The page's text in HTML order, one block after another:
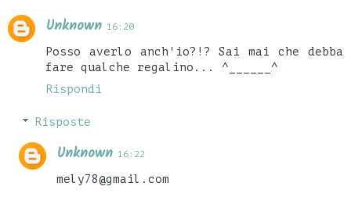
Unknown 16:20
Posso averlo anch'io?!? Sai mai che debba
fare qualche regalino... ^______^
Rispondi
Risposte
Unknown 16:22
mely78@gmail.com